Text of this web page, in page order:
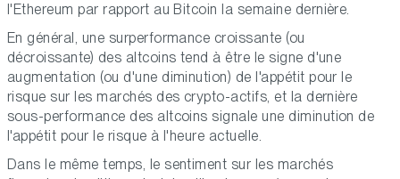
l'Ethereum par rapport au Bitcoin la semaine dernière.
En général, une surperformance croissante (ou
décroissante) des altcoins tend à être le signe d'une
augmentation (ou d'une diminution) de l'appétit pour le
risque sur les marchés des crypto-actifs, et la dernière
sous-performance des altcoins signale une diminution de
l'appétit pour le risque à l'heure actuelle.
Dans le même temps, le sentiment sur les marchés